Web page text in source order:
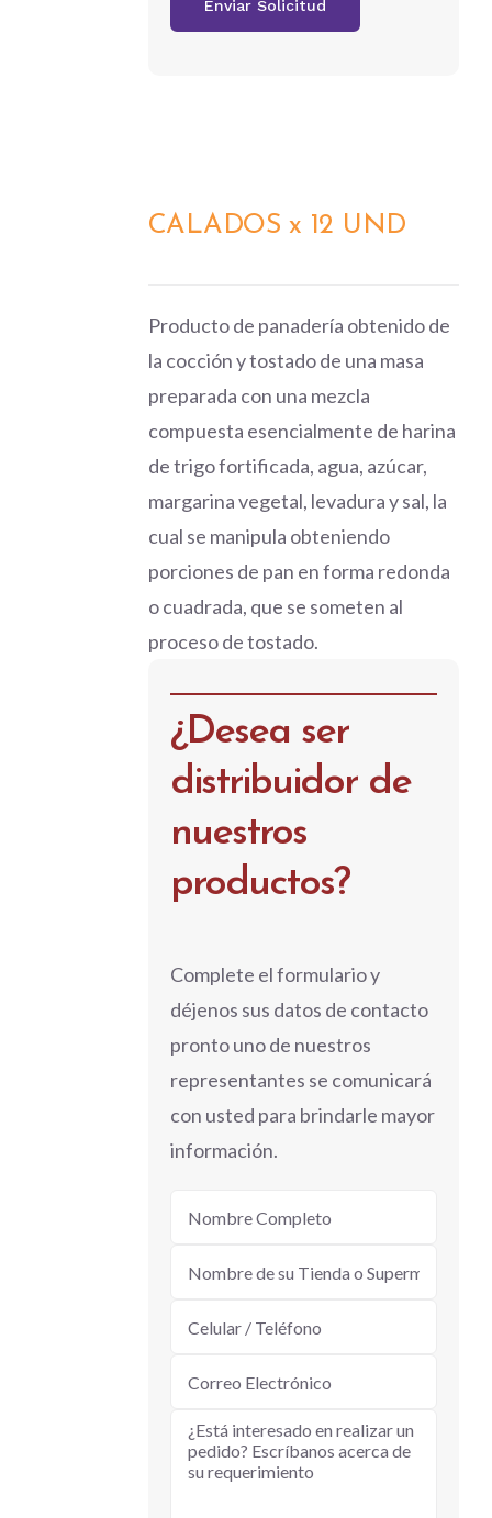
CALADOS x 12 UND
Producto de panadería obtenido de
la cocción y tostado de una masa
preparada con una mezcla
compuesta esencialmente de harina
de trigo fortificada, agua, azúcar,
margarina vegetal, levadura y sal, la
cual se manipula obteniendo
porciones de pan en forma redonda
o cuadrada, que se someten al
proceso de tostado.
¿Desea ser
distribuidor de
nuestros
productos?
Complete el formulario y
déjenos sus datos de contacto
pronto uno de nuestros
representantes se comunicará
con usted para brindarle mayor
información.